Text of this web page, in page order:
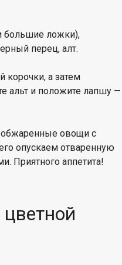
большие ложки),
перец, алт.
корочки, а затем
альт и положите лапшу —
обжаренные овощи с
опускаем отваренную
Приятного аппетита!